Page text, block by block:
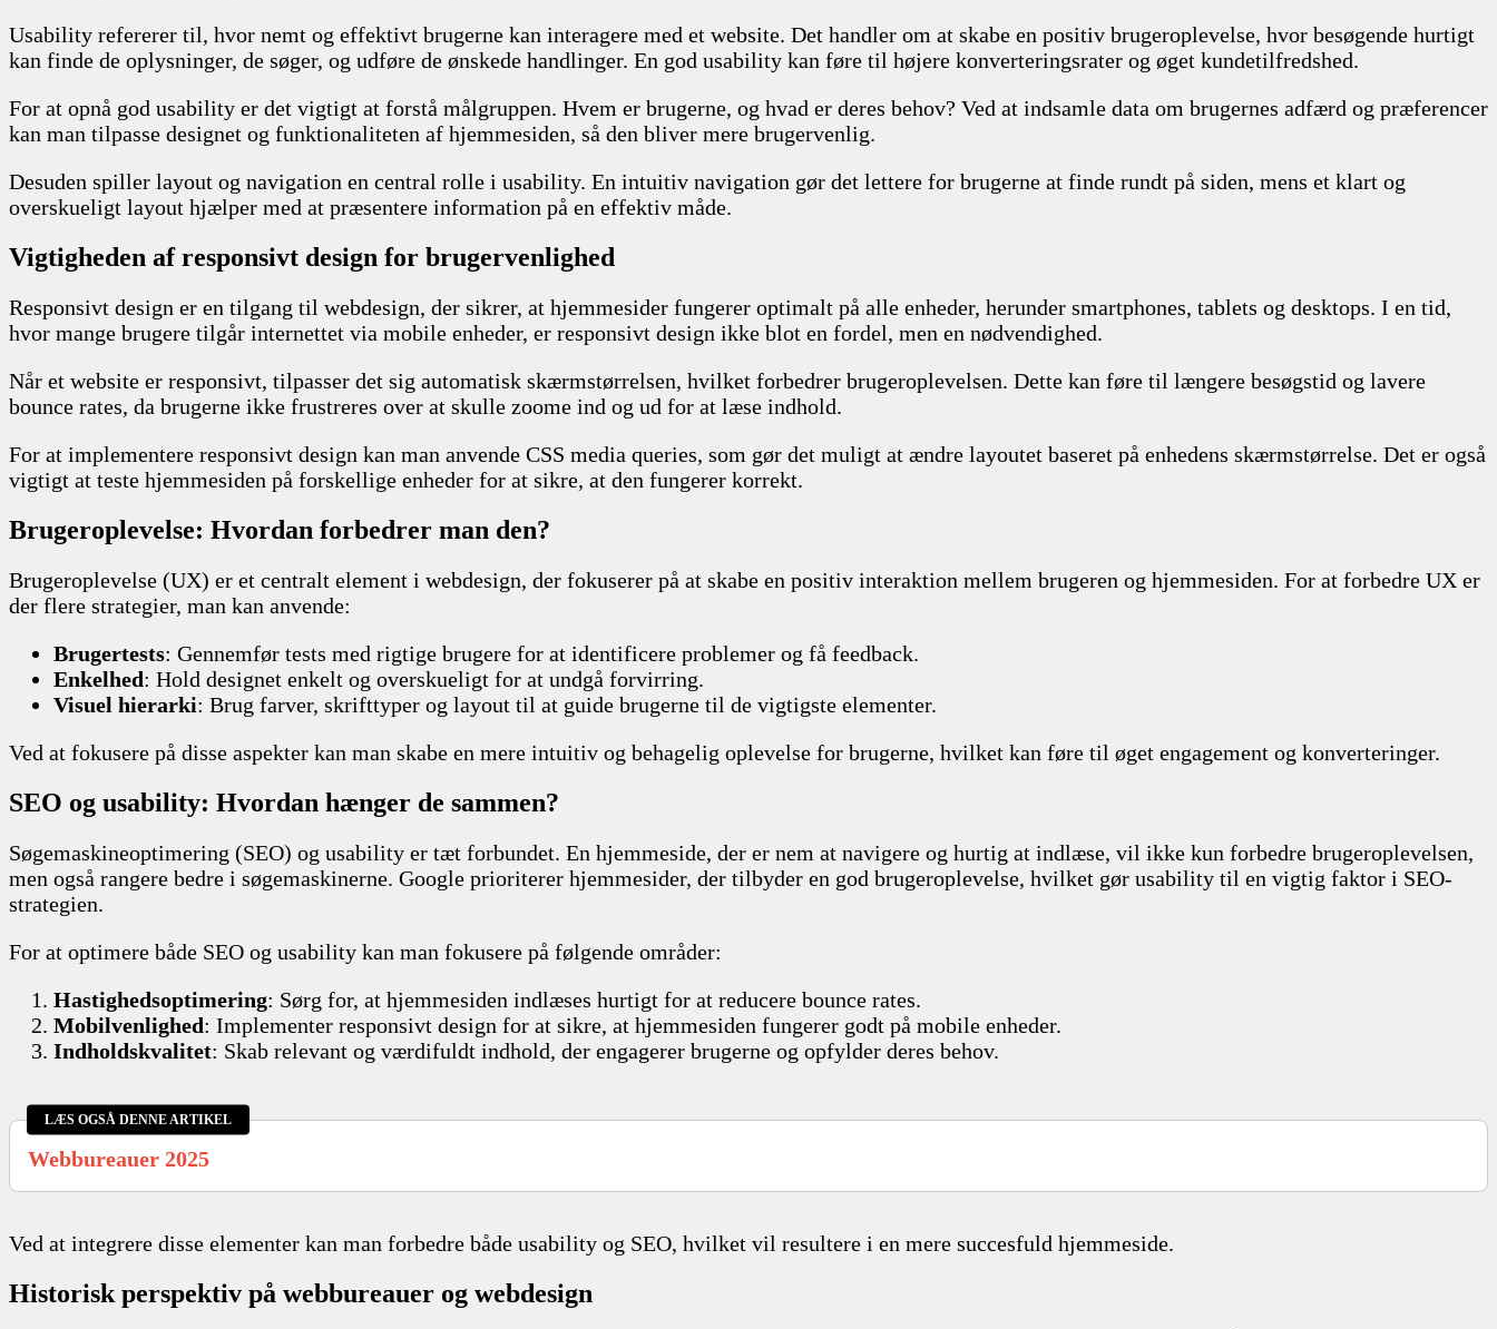
Usability refererer til, hvor nemt og effektivt brugerne kan interagere med et website. Det handler om at skabe en positiv brugeroplevelse, hvor besøgende hurtigt
kan finde de oplysninger, de søger, og udføre de ønskede handlinger. En god usability kan føre til højere konverteringsrater og øget kundetilfredshed.
For at opnå god usability er det vigtigt at forstå målgruppen. Hvem er brugerne, og hvad er deres behov? Ved at indsamle data om brugernes adfærd og præferencer
kan man tilpasse designet og funktionaliteten af hjemmesiden, så den bliver mere brugervenlig.
Desuden spiller layout og navigation en central rolle i usability. En intuitiv navigation gør det lettere for brugerne at finde rundt på siden, mens et klart og
overskueligt layout hjælper med at præsentere information på en effektiv måde.
Vigtigheden af responsivt design for brugervenlighed
Responsivt design er en tilgang til webdesign, der sikrer, at hjemmesider fungerer optimalt på alle enheder, herunder smartphones, tablets og desktops. I en tid,
hvor mange brugere tilgår internettet via mobile enheder, er responsivt design ikke blot en fordel, men en nødvendighed.
Når et website er responsivt, tilpasser det sig automatisk skærmstørrelsen, hvilket forbedrer brugeroplevelsen. Dette kan føre til længere besøgstid og lavere
bounce rates, da brugerne ikke frustreres over at skulle zoome ind og ud for at læse indhold.
For at implementere responsivt design kan man anvende CSS media queries, som gør det muligt at ændre layoutet baseret på enhedens skærmstørrelse. Det er også
vigtigt at teste hjemmesiden på forskellige enheder for at sikre, at den fungerer korrekt.
Brugeroplevelse: Hvordan forbedrer man den?
Brugeroplevelse (UX) er et centralt element i webdesign, der fokuserer på at skabe en positiv interaktion mellem brugeren og hjemmesiden. For at forbedre UX er
der flere strategier, man kan anvende:
Brugertests: Gennemfør tests med rigtige brugere for at identificere problemer og få feedback.
Enkelhed: Hold designet enkelt og overskueligt for at undgå forvirring.
Visuel hierarki: Brug farver, skrifttyper og layout til at guide brugerne til de vigtigste elementer.
Ved at fokusere på disse aspekter kan man skabe en mere intuitiv og behagelig oplevelse for brugerne, hvilket kan føre til øget engagement og konverteringer.
SEO og usability: Hvordan hænger de sammen?
Søgemaskineoptimering (SEO) og usability er tæt forbundet. En hjemmeside, der er nem at navigere og hurtig at indlæse, vil ikke kun forbedre brugeroplevelsen,
men også rangere bedre i søgemaskinerne. Google prioriterer hjemmesider, der tilbyder en god brugeroplevelse, hvilket gør usability til en vigtig faktor i SEO-
strategien.
For at optimere både SEO og usability kan man fokusere på følgende områder:
Hastighedsoptimering: Sørg for, at hjemmesiden indlæses hurtigt for at reducere bounce rates.
Mobilvenlighed: Implementer responsivt design for at sikre, at hjemmesiden fungerer godt på mobile enheder.
Indholdskvalitet: Skab relevant og værdifuldt indhold, der engagerer brugerne og opfylder deres behov.
LÆS OGSÅ DENNE ARTIKEL
Webbureauer 2025
Ved at integrere disse elementer kan man forbedre både usability og SEO, hvilket vil resultere i en mere succesfuld hjemmeside.
Historisk perspektiv på webbureauer og webdesign